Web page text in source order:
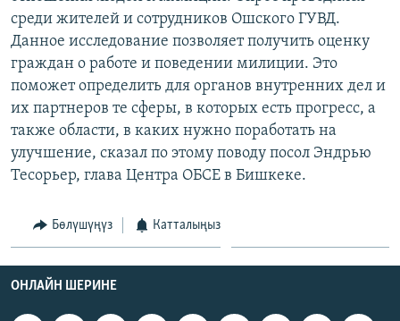
ЭЕ/АРнун бардык сайттары
среди жителей и сотрудников Ошского ГУВД.
Данное исследование позволяет получить оценку
граждан о работе и поведении милиции. Это
поможет определить для органов внутренних дел и
их партнеров те сферы, в которых есть прогресс, а
также области, в каких нужно поработать на
улучшение, сказал по этому поводу посол Эндрью
Тесорьер, глава Центра ОБСЕ в Бишкеке.
Бөлүшүңүз Катталыңыз
ОНЛАЙН ШЕРИНЕ